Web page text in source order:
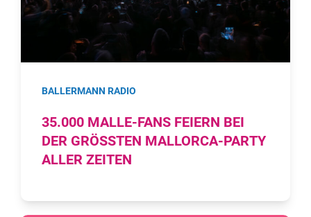
BALLERMANN RADIO
35.000 MALLE-FANS FEIERN BEI
DER GRÖSSTEN MALLORCA-PARTY A
LLER ZEITEN